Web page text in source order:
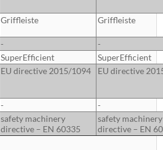
Griffleiste Griffleiste
-
-
SuperEfficient
SuperEfficient
EU directive 2015/1094
EU directive
-
-
safety machinery
directive – EN 60335
safety machinery
directive – EN